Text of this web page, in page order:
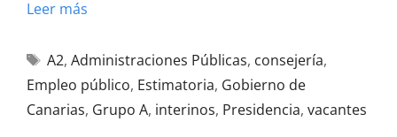
Leer más
A2, Administraciones Públicas, consejería,
Empleo público, Estimatoria, Gobierno de
Canarias, Grupo A, interinos, Presidencia, vacantes